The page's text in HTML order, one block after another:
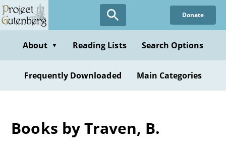
Skip
to
content
Donate
About ▼ Reading Lists Search Options
Frequently Downloaded Main Categories
Books by Traven, B.